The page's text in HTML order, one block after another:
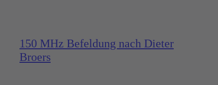
150 MHz Befeldung nach Dieter
Broers